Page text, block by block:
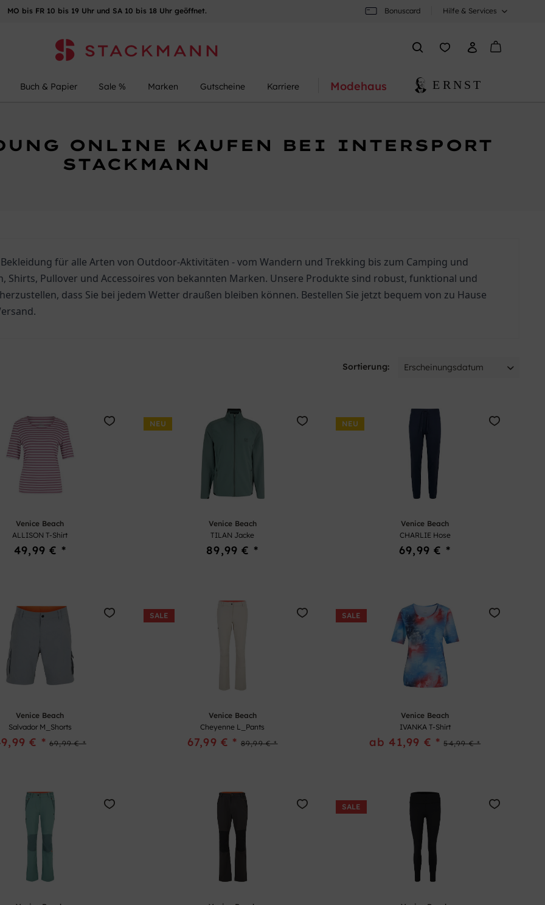
MO bis FR 10 bis 19 Uhr und SA 10 bis 18 Uhr geöffnet. Bonuscard Hilfe & Services
Buch & Papier Sale % Marken Gutscheine Karriere Modehaus
ONLINE KAUFEN BEI INTERSPORT
STACKMANN
für alle Arten von Outdoor-Aktivitäten - vom Wandern und Trekking bis zum Camping und
Shirts, Pullover und Accessoires von bekannten Marken. Unsere Produkte sind robust, funktional und
dass Sie bei jedem Wetter draußen bleiben können. Bestellen Sie jetzt bequem von zu Hause
Sortierung:
Venice Beach
ALLISON T-Shirt
49,99 € *
NEU
Venice Beach
TILAN Jacke
89,99 € *
NEU
Venice Beach
CHARLIE Hose
69,99 € *
Venice Beach
Salvador M_Shorts
€ * 69,99 € *
SALE
Venice Beach
Cheyenne L_Pants
67,99 € * 89,99 € *
SALE
Venice Beach
IVANKA T-Shirt
ab 41,99 € * 54,99 € *
SALE